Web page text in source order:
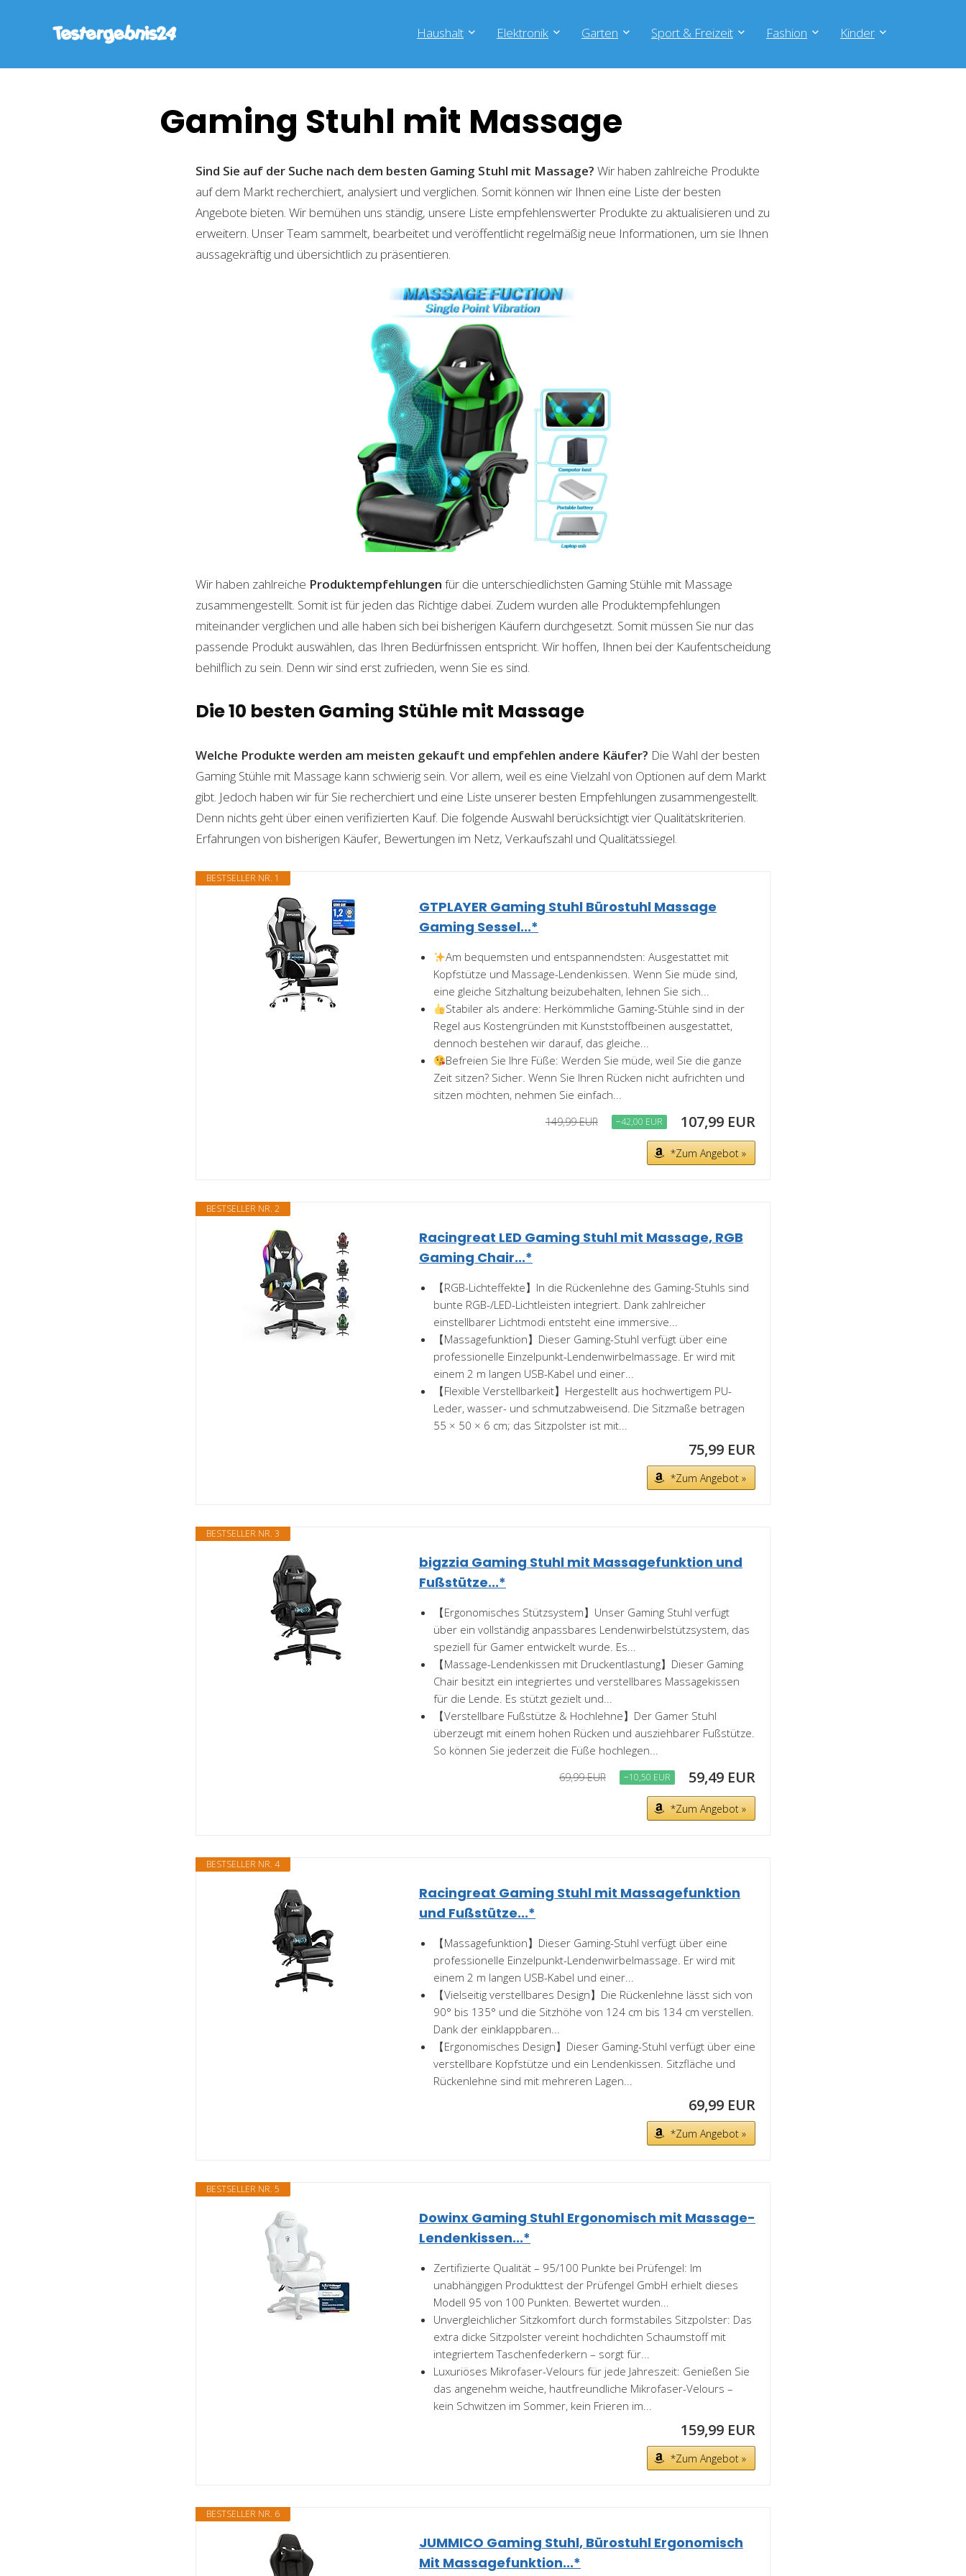
Haushalt Elektronik Garten Sport & Freizeit Fashion Kinder
Gaming Stuhl mit Massage
Sind Sie auf der Suche nach dem besten Gaming Stuhl mit Massage? Wir haben zahlreiche Produkte
auf dem Markt recherchiert, analysiert und verglichen. Somit können wir Ihnen eine Liste der besten
Angebote bieten. Wir bemühen uns ständig, unsere Liste empfehlenswerter Produkte zu aktualisieren und zu
erweitern. Unser Team sammelt, bearbeitet und veröffentlicht regelmäßig neue Informationen, um sie Ihnen
aussagekräftig und übersichtlich zu präsentieren.
Wir haben zahlreiche Produktempfehlungen für die unterschiedlichsten Gaming Stühle mit Massage
zusammengestellt. Somit ist für jeden das Richtige dabei. Zudem wurden alle Produktempfehlungen
miteinander verglichen und alle haben sich bei bisherigen Käufern durchgesetzt. Somit müssen Sie nur das
passende Produkt auswählen, das Ihren Bedürfnissen entspricht. Wir hoffen, Ihnen bei der Kaufentscheidung
behilflich zu sein. Denn wir sind erst zufrieden, wenn Sie es sind.
Die 10 besten Gaming Stühle mit Massage
Welche Produkte werden am meisten gekauft und empfehlen andere Käufer? Die Wahl der besten
Gaming Stühle mit Massage kann schwierig sein. Vor allem, weil es eine Vielzahl von Optionen auf dem Markt
gibt. Jedoch haben wir für Sie recherchiert und eine Liste unserer besten Empfehlungen zusammengestellt.
Denn nichts geht über einen verifizierten Kauf. Die folgende Auswahl berücksichtigt vier Qualitätskriterien.
Erfahrungen von bisherigen Käufer, Bewertungen im Netz, Verkaufszahl und Qualitätssiegel.
BESTSELLER NR. 1
GTPLAYER Gaming Stuhl Bürostuhl Massage
Gaming Sessel...*
Am bequemsten und entspannendsten: Ausgestattet mit
Kopfstütze und Massage-Lendenkissen. Wenn Sie müde sind,
eine gleiche Sitzhaltung beizubehalten, lehnen Sie sich...
Stabiler als andere: Herkömmliche Gaming-Stühle sind in der
Regel aus Kostengründen mit Kunststoffbeinen ausgestattet,
dennoch bestehen wir darauf, das gleiche...
Befreien Sie Ihre Füße: Werden Sie müde, weil Sie die ganze
Zeit sitzen? Sicher. Wenn Sie Ihren Rücken nicht aufrichten und
sitzen möchten, nehmen Sie einfach...
149,99 EUR −42,00 EUR 107,99 EUR
*Zum Angebot »
BESTSELLER NR. 2
Racingreat LED Gaming Stuhl mit Massage, RGB
Gaming Chair...*
【RGB-Lichteffekte】In die Rückenlehne des Gaming-Stuhls sind
bunte RGB-/LED-Lichtleisten integriert. Dank zahlreicher
einstellbarer Lichtmodi entsteht eine immersive...
【Massagefunktion】Dieser Gaming-Stuhl verfügt über eine
professionelle Einzelpunkt-Lendenwirbelmassage. Er wird mit
einem 2 m langen USB-Kabel und einer...
【Flexible Verstellbarkeit】Hergestellt aus hochwertigem PU-
Leder, wasser- und schmutzabweisend. Die Sitzmaße betragen
55 × 50 × 6 cm; das Sitzpolster ist mit...
75,99 EUR
*Zum Angebot »
BESTSELLER NR. 3
bigzzia Gaming Stuhl mit Massagefunktion und
Fußstütze...*
【Ergonomisches Stützsystem】Unser Gaming Stuhl verfügt
über ein vollständig anpassbares Lendenwirbelstützsystem, das
speziell für Gamer entwickelt wurde. Es...
【Massage-Lendenkissen mit Druckentlastung】Dieser Gaming
Chair besitzt ein integriertes und verstellbares Massagekissen
für die Lende. Es stützt gezielt und...
【Verstellbare Fußstütze & Hochlehne】Der Gamer Stuhl
überzeugt mit einem hohen Rücken und ausziehbarer Fußstütze.
So können Sie jederzeit die Füße hochlegen...
69,99 EUR −10,50 EUR 59,49 EUR
*Zum Angebot »
BESTSELLER NR. 4
Racingreat Gaming Stuhl mit Massagefunktion
und Fußstütze...*
【Massagefunktion】Dieser Gaming-Stuhl verfügt über eine
professionelle Einzelpunkt-Lendenwirbelmassage. Er wird mit
einem 2 m langen USB-Kabel und einer...
【Vielseitig verstellbares Design】Die Rückenlehne lässt sich von
90° bis 135° und die Sitzhöhe von 124 cm bis 134 cm verstellen.
Dank der einklappbaren...
【Ergonomisches Design】Dieser Gaming-Stuhl verfügt über eine
verstellbare Kopfstütze und ein Lendenkissen. Sitzfläche und
Rückenlehne sind mit mehreren Lagen...
69,99 EUR
*Zum Angebot »
BESTSELLER NR. 5
Dowinx Gaming Stuhl Ergonomisch mit Massage-
Lendenkissen...*
Zertifizierte Qualität – 95/100 Punkte bei Prüfengel: Im
unabhängigen Produkttest der Prüfengel GmbH erhielt dieses
Modell 95 von 100 Punkten. Bewertet wurden...
Unvergleichlicher Sitzkomfort durch formstabiles Sitzpolster: Das
extra dicke Sitzpolster vereint hochdichten Schaumstoff mit
integriertem Taschenfederkern – sorgt für...
Luxuriöses Mikrofaser-Velours für jede Jahreszeit: Genießen Sie
das angenehm weiche, hautfreundliche Mikrofaser-Velours –
kein Schwitzen im Sommer, kein Frieren im...
159,99 EUR
*Zum Angebot »
BESTSELLER NR. 6
JUMMICO Gaming Stuhl, Bürostuhl Ergonomisch
Mit Massagefunktion...*